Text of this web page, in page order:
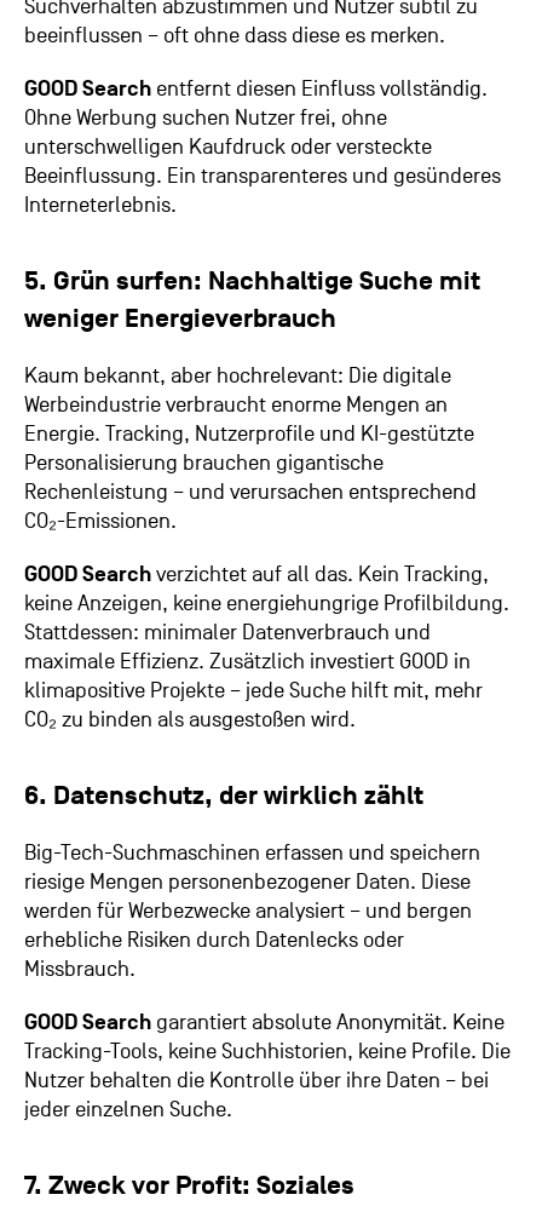
Suchverhalten abzustimmen und Nutzer subtil zu
beeinflussen – oft ohne dass diese es merken.
GOOD Searchentfernt diesen Einfluss vollständig.
Ohne Werbung suchen Nutzer frei, ohne
unterschwelligen Kaufdruck oder versteckte
Beeinflussung. Ein transparenteres und gesünderes
Interneterlebnis.
5. Grün surfen: Nachhaltige Suche mit
weniger Energieverbrauch
Kaum bekannt, aber hochrelevant: Die digitale
Werbeindustrie verbraucht enorme Mengen an
Energie. Tracking, Nutzerprofile und KI-gestützte
Personalisierung brauchen gigantische
Rechenleistung – und verursachen entsprechend
CO₂-Emissionen.
GOOD Searchverzichtet auf all das. Kein Tracking,
keine Anzeigen, keine energiehungrige Profilbildung.
Stattdessen: minimaler Datenverbrauch und
maximale Effizienz. Zusätzlich investiert GOOD in
klimapositive Projekte – jede Suche hilft mit, mehr
CO₂ zu binden als ausgestoßen wird.
6. Datenschutz, der wirklich zählt
Big-Tech-Suchmaschinen erfassen und speichern
riesige Mengen personenbezogener Daten. Diese
werden für Werbezwecke analysiert – und bergen
erhebliche Risiken durch Datenlecks oder
Missbrauch.
GOOD Searchgarantiert absolute Anonymität. Keine
Tracking-Tools, keine Suchhistorien, keine Profile. Die
Nutzer behalten die Kontrolle über ihre Daten – bei
jeder einzelnen Suche.
7. Zweck vor Profit: Soziales